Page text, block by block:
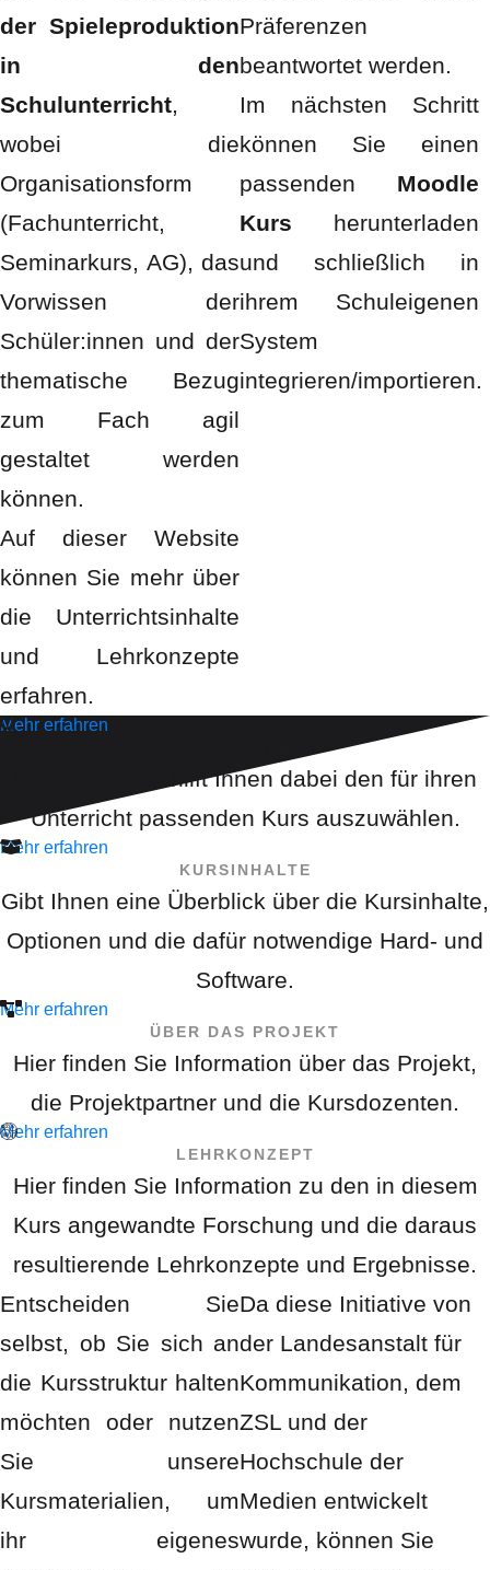
der Spieleproduktion
in den
Schulunterricht,
wobei die
Organisationsform
(Fachunterricht,
Seminarkurs, AG), das
Vorwissen der
Schüler:innen und der
thematische Bezug
zum Fach agil
gestaltet werden
können.
Auf dieser Website
können Sie mehr über
die Unterrichtsinhalte
und Lehrkonzepte
erfahren.
Präferenzen
beantwortet werden.
Im nächsten Schritt
können Sie einen
passenden Moodle
Kurs herunterladen
und schließlich in
ihrem Schuleigenen
System
integrieren/importieren.
Der Kursfinder hilft Ihnen dabei den für ihren
Unterricht passenden Kurs auszuwählen.
Mehr erfahren
KURSINHALTE
Gibt Ihnen eine Überblick über die Kursinhalte,
Optionen und die dafür notwendige Hard- und
Software.
Mehr erfahren
ÜBER DAS PROJEKT
Hier finden Sie Information über das Projekt,
die Projektpartner und die Kursdozenten.
Mehr erfahren
LEHRKONZEPT
Hier finden Sie Information zu den in diesem
Kurs angewandte Forschung und die daraus
resultierende Lehrkonzepte und Ergebnisse.
Mehr erfahren
Entscheiden Sie
selbst, ob Sie sich an
die Kursstruktur halten
möchten oder nutzen
Sie unsere
Kursmaterialien, um
ihr eigenes
Da diese Initiative von
der Landesanstalt für
Kommunikation, dem
ZSL und der
Hochschule der
Medien entwickelt
wurde, können Sie